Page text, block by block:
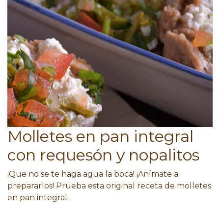
Molletes en pan integral
con requesón y nopalitos
¡Que no se te haga agua la boca! ¡Anímate a
prepararlos! Prueba esta original receta de molletes
en pan integral.